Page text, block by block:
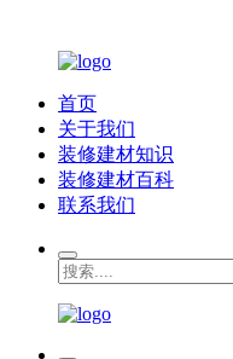
首页
关于我们
装修建材知识
装修建材百科
联系我们